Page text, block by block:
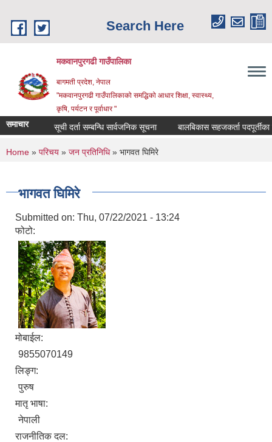
Search Here
मकवानपुरगढी गाउँपालिका
बागमती प्रदेश, नेपाल
"मकवानपुरगढी गाउँपालिकाको समद्धिको आधार शिक्षा, स्‍वास्‍थ्‍य,
कृषि, पर्यटन र पूर्वाधार "
समाचार सूची दर्ता सम्बन्धि सार्वजनिक सूचना बालबिकास सहजकर्ता पदपूर्तीका लागि
You are here
Home » परिचय » जन प्रतिनिधि» भागवत घिमिरे
भागवत घिमिरे
Submitted on: Thu, 07/22/2021 - 13:24
फोटो:
मोबाईल:
9855070149
लिङ्ग:
पुरुष
मातृ भाषा:
नेपाली
राजनीतिक दल: